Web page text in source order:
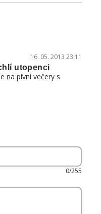
16. 05. 2013 23:11
utopenci
na pivní večery s
0/255